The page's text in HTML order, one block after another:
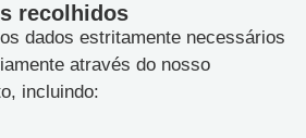
recolhidos
dados estritamente necessários
através do nosso
incluindo: